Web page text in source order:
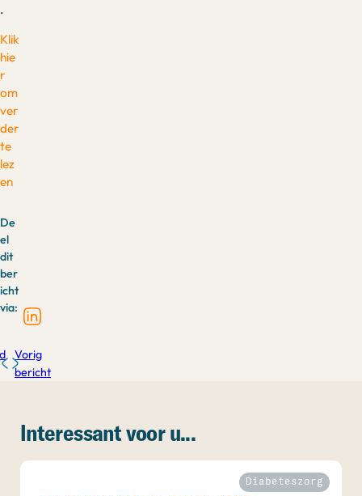
.
Klik
hie
r
om
ver
der
te
lez
en
De
el
dit
ber
icht
via:
Vorig
bericht
Interessant voor u...
Diabeteszorg